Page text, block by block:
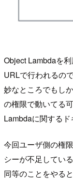
Object Lambdaを
URLで行われるの
妙なところでもし
の権限で動いてる
Lambdaに関するド
今回ユーザ側の権
シーが不足してい
同等のことをやる